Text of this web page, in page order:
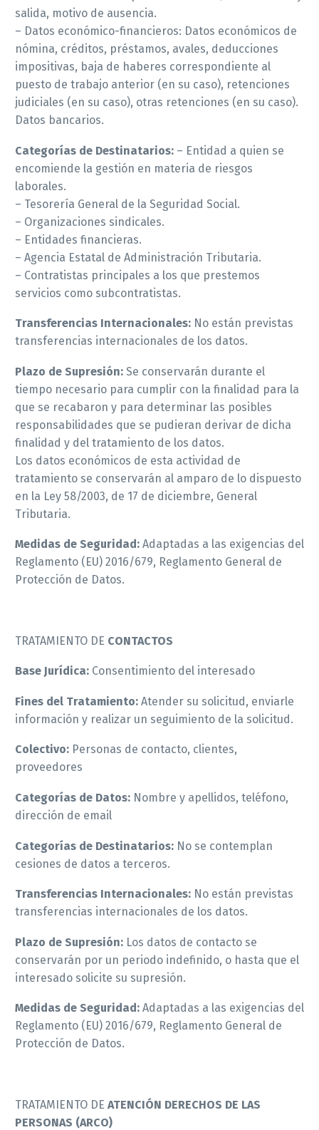
salida, motivo de ausencia.
– Datos económico-financieros: Datos económicos de
nómina, créditos, préstamos, avales, deducciones
impositivas, baja de haberes correspondiente al
puesto de trabajo anterior (en su caso), retenciones
judiciales (en su caso), otras retenciones (en su caso).
Datos bancarios.
Categorías de Destinatarios: – Entidad a quien se
encomiende la gestión en materia de riesgos
laborales.
– Tesorería General de la Seguridad Social.
– Organizaciones sindicales.
– Entidades financieras.
– Agencia Estatal de Administración Tributaria.
– Contratistas principales a los que prestemos
servicios como subcontratistas.
Transferencias Internacionales: No están previstas
transferencias internacionales de los datos.
Plazo de Supresión: Se conservarán durante el
tiempo necesario para cumplir con la finalidad para la
que se recabaron y para determinar las posibles
responsabilidades que se pudieran derivar de dicha
finalidad y del tratamiento de los datos.
Los datos económicos de esta actividad de
tratamiento se conservarán al amparo de lo dispuesto
en la Ley 58/2003, de 17 de diciembre, General
Tributaria.
Medidas de Seguridad: Adaptadas a las exigencias del
Reglamento (EU) 2016/679, Reglamento General de
Protección de Datos.
TRATAMIENTO DE CONTACTOS
Base Jurídica: Consentimiento del interesado
Fines del Tratamiento: Atender su solicitud, enviarle
información y realizar un seguimiento de la solicitud.
Colectivo: Personas de contacto, clientes,
proveedores
Categorías de Datos: Nombre y apellidos, teléfono,
dirección de email
Categorías de Destinatarios: No se contemplan
cesiones de datos a terceros.
Transferencias Internacionales: No están previstas
transferencias internacionales de los datos.
Plazo de Supresión: Los datos de contacto se
conservarán por un periodo indefinido, o hasta que el
interesado solicite su supresión.
Medidas de Seguridad: Adaptadas a las exigencias del
Reglamento (EU) 2016/679, Reglamento General de
Protección de Datos.
TRATAMIENTO DE ATENCIÓN DERECHOS DE LAS
PERSONAS (ARCO)